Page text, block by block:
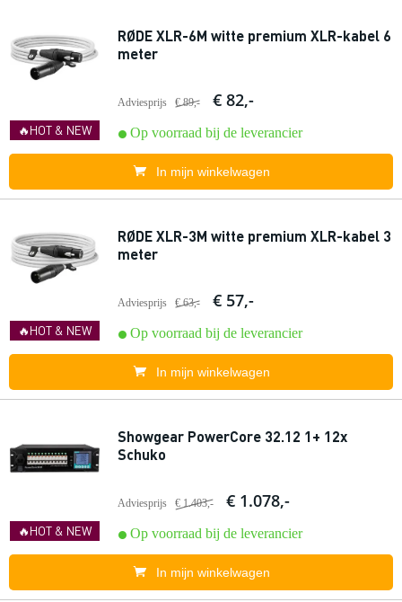
🔥HOT & NEW
RØDE XLR-6M witte premium XLR-kabel 6
meter
Adviesprijs € 89,- € 82,-
Op voorraad bij de leverancier
In mijn winkelwagen
🔥HOT & NEW
RØDE XLR-3M witte premium XLR-kabel 3
meter
Adviesprijs € 63,- € 57,-
Op voorraad bij de leverancier
In mijn winkelwagen
🔥HOT & NEW
Showgear PowerCore 32.12 1+ 12x
Schuko
Adviesprijs € 1.403,- € 1.078,-
Op voorraad bij de leverancier
In mijn winkelwagen